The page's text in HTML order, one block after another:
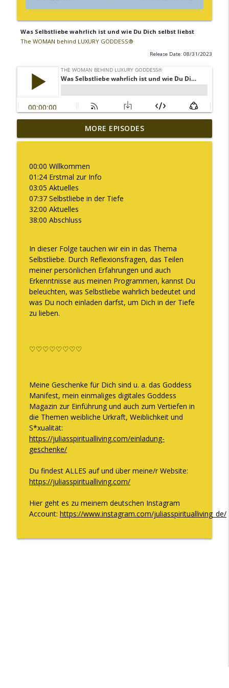
Was Selbstliebe wahrlich ist und wie Du Dich selbst liebst
The WOMAN behind LUXURY GODDESS®
Release Date: 08/31/2023
Warum ich diesen Podcast pausiere
The WOMAN behind LUXURY GODDESS® info_outline
Was es bedeutet "Deine Kapazität zu
erweitern"
The WOMAN behind LUXURY GODDESS®
Embodiment ist für mich kein Trend!
DAS verändert sich, wenn Du Deine
Weiblichkeit endlich WIRKLICH lebst
The WOMAN behind LUXURY GODDESS®
Wie Frau Sein für Dich purer Reichtum
info_outline
Du brauchst mehr männliche Energie
Der Nr. 1 Grund, warum Du Dich wertlos
fühlst und wie Du das ab sofort ändern
kannst
The WOMAN behind LUXURY GODDESS®
DER energetische Shift, um 10.000€,
100.000€ oder auch die 1 Million Marke
The WOMAN behind LUXURY GODDESS®
braucht und WAS Vertrauen WIRKLICH ist
The WOMAN behind LUXURY GODDESS®
MORE EPISODES
00:00 Willkommen
01:24 Erstmal zur Info
03:05 Aktuelles
07:37 Selbstliebe in der Tiefe
32:00 Aktuelles
38:00 Abschluss
In dieser Folge tauchen wir ein in das Thema
Selbstliebe. Durch Reflexionsfragen, das Teilen
meiner persönlichen Erfahrungen und auch
Erkenntnisse aus meinen Programmen, kannst Du
beleuchten, was Selbstliebe wahrlich bedeutet und
was Du noch einladen darfst, um Dich in der Tiefe
zu lieben.
♡♡♡♡♡♡♡♡
Meine Geschenke für Dich sind u. a. das Goddess
Manifest, mein einmaliges digitales Goddess
Magazin zur Einführung und auch zum Vertiefen in
die Themen weibliche Urkraft, Weiblichkeit und
S*xualität:
https://juliasspiritualliving.com/einladung-
geschenke/
Du findest ALLES auf und über meine/r Website:
https://juliasspiritualliving.com/
Hier geht es zu meinem deutschen Instagram
Account: https://www.instagram.com/juliasspiritualliving_de/